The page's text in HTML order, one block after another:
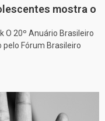
mostra o
O 20º Anuário Brasileiro
pelo Fórum Brasileiro